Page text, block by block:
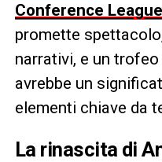
Conference League
promette
narrativi, e un
avrebbe un
elementi chiave da
La rinascita di